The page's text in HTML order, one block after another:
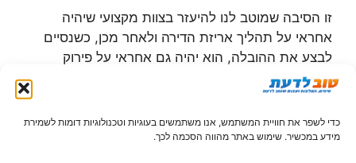
כדי לשפר את חוויית המשתמש, אנו משתמשים בעוגיות וטכנולוגיות דומות לשמירת
מידע במכשיר. שימוש באתר מהווה הסכמה לכך.
זו הסיבה שמוטב לנו להיעזר בצוות מקצועי שיהיה
אחראי על תהליך אריזת הדירה ולאחר מכן, כשנסיים
לבצע את ההובלה, הוא יהיה גם אחראי על פירוק
הארגזים השונים וסידור החפצים בחדרים ובארונות
השונים.
אילו סגנונות עיצוב יכולים להתאים